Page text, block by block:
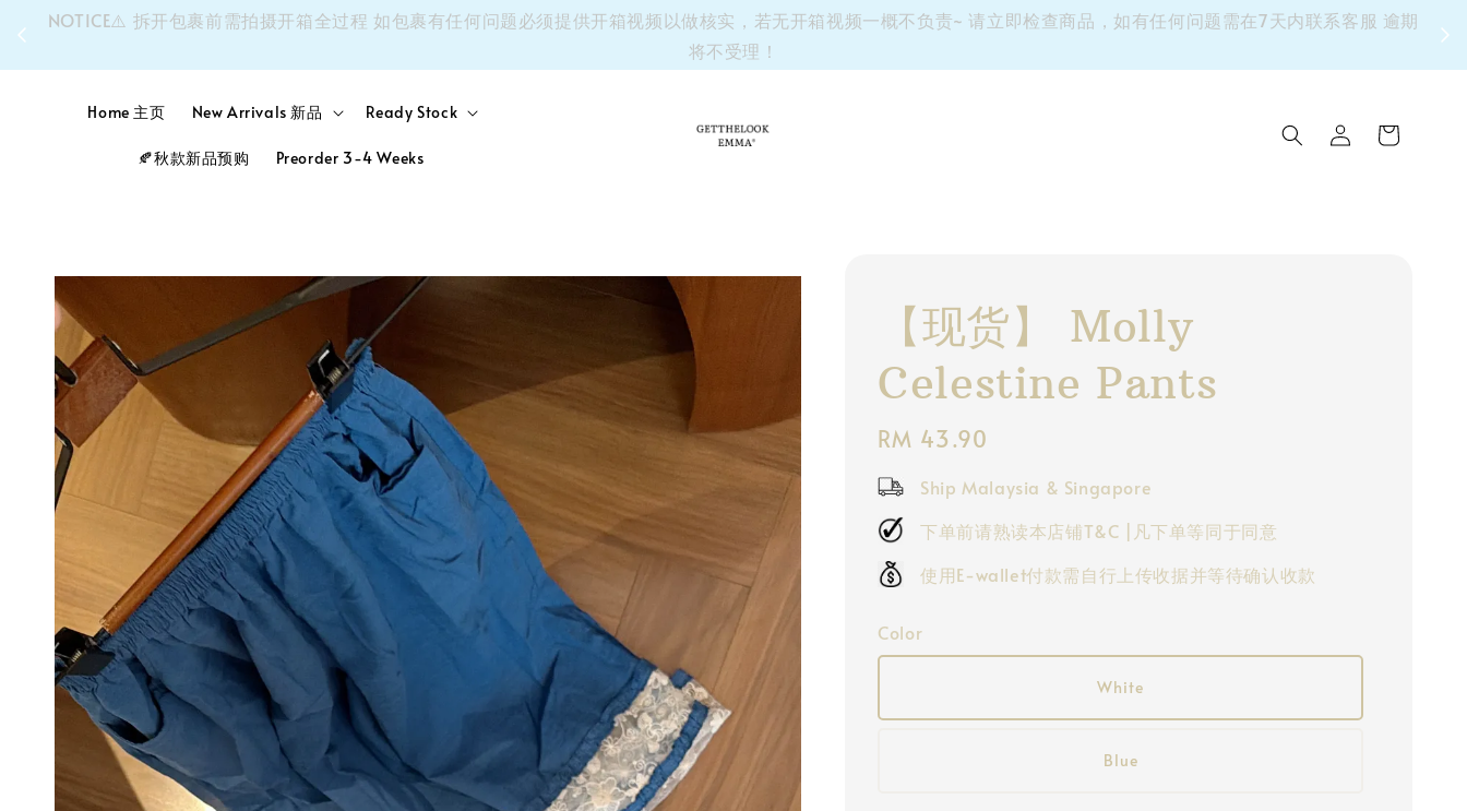
NOTICE⚠️ 拆开包裹前需拍摄开箱全过程 如包裹有任何问题必须提供开箱视频以做核实，若无开箱视频一概不负责~ 请立即检查商品，如有任何问题需在7天内联系客服 逾期
将不受理！
Home 主页 New Arrivals 新品 Ready Stock
🍂秋款新品预购 Preorder 3-4 Weeks
【现货】 Molly
Celestine Pants
Regular
price
RM 43.90
Ship Malaysia & Singapore
下单前请熟读本店铺T&C |凡下单等同于同意
使用E-wallet付款需自行上传收据并等待确认收款
Color
White
Blue